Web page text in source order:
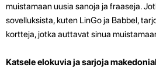
muistamaan uusia sanoja ja fraaseja.
sovelluksista, kuten LinGo ja Babbel,
kortteja, jotka auttavat sinua
Katsele elokuvia ja sarjoja